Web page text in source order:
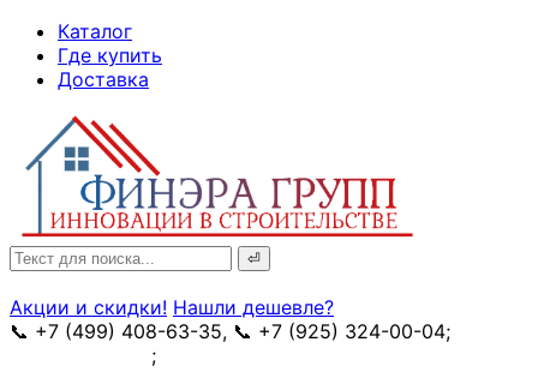
Skip
Content
Каталог
Где купить
Доставка
Search
for:
Акции и скидки! Нашли дешевле?
📞 +7 (499) 408-63-35, 📞 +7 (925) 324-00-04;
;